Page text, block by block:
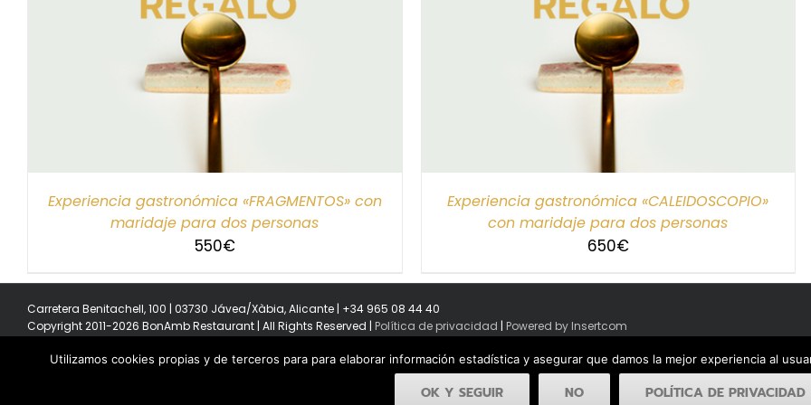
Experiencia gastronómica «FRAGMENTOS» con
maridaje para dos personas
550€
SELECCIONAR IMPORTE
Experiencia gastronómica «CALEIDOSCOPIO»
con maridaje para dos personas
650€
Carretera Benitachell, 100 | 03730 Jávea/Xàbia, Alicante | +34 965 08 44 40
Copyright 2011-2026 BonAmb Restaurant | All Rights Reserved | Política de privacidad | Powered by Insertcom
Utilizamos cookies propias y de terceros para para elaborar información estadística y asegurar que damos la mejor experiencia al
OK Y SEGUIR NO POLÍTICA DE PRIVACIDAD